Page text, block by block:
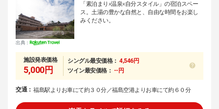
出典：
「素泊まり×温泉×自分スタイル」の宿泊スペー
ス。土湯の豊かな自然と、自由な時間をお楽し
みください。
施設発表価格
5,000円
シングル最安価格： 4,546円
ツイン最安価格： --円
交通： 福島駅よりお車にて約３０分／福島空港よりお車にて約６０分